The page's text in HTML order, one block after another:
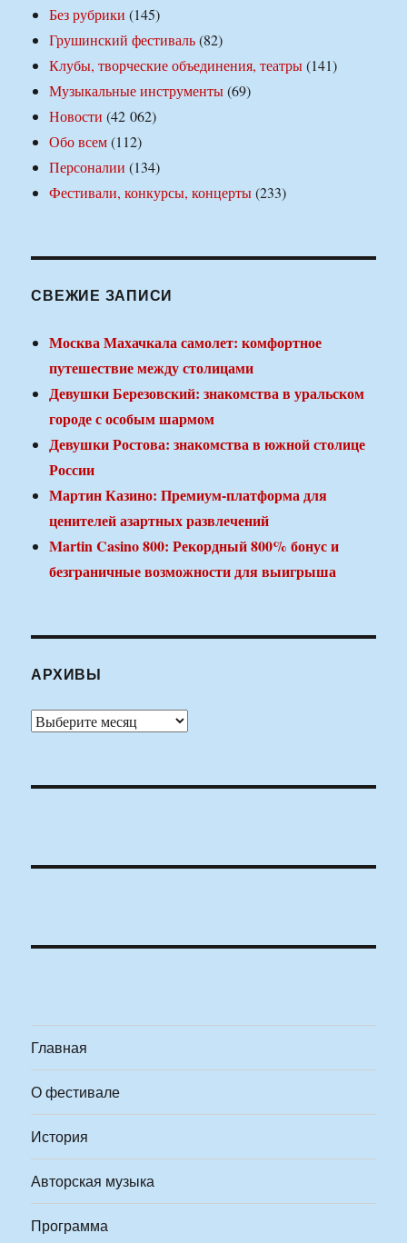
Без рубрики (145)
Грушинский фестиваль(82)
Клубы, творческие объединения, театры(141)
Музыкальные инструменты(69)
Новости (42 062)
Обо всем(112)
Персоналии (134)
Фестивали, конкурсы, концерты(233)
СВЕЖИЕ ЗАПИСИ
Москва Махачкала самолет: комфортное
путешествие между столицами
Девушки Березовский: знакомства в уральском
городе с особым шармом
Девушки Ростова: знакомства в южной столице
России
Мартин Казино: Премиум-платформа для
ценителей азартных развлечений
Martin Casino 800: Рекордный 800% бонус и
безграничные возможности для выигрыша
АРХИВЫ
Архивы
Главная
О фестивале
История
Авторская музыка
Программа